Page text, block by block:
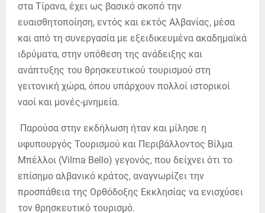
στα Τίρανα, έχει ως βασικό σκοπό την
ευαισθητοποίηση, εντός και εκτός Αλβανίας, μέσα
και από τη συνεργασία με εξειδικευμένα ακαδημαϊκά
ιδρύματα, στην υπόθεση της ανάδειξης και
ανάπτυξης του θρησκευτικού τουρισμού στη
γειτονική χώρα, όπου υπάρχουν πολλοί ιστορικοί
ναοί και μονές-μνημεία.
Παρούσα στην εκδήλωση ήταν και μίλησε η
υφυπουργός Τουρισμού και Περιβάλλοντος Βίλμα
Μπέλλοι (Vilma Bello) γεγονός, που δείχνει ότι το
επίσημο αλβανικό κράτος, αναγνωρίζει την
προσπάθεια της Ορθόδοξης Εκκλησίας να ενισχύσει
τον θρησκευτικό τουρισμό.